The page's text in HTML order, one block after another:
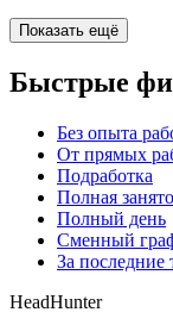
Показать ещё
Быстрые
Без опыта
От прямых
Подработка
Полная
Полный день
Сменный
За последние
HeadHunter